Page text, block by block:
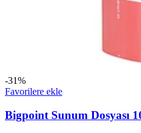
-31%
Favorilere ekle
Bigpoint Sunum Dosyası